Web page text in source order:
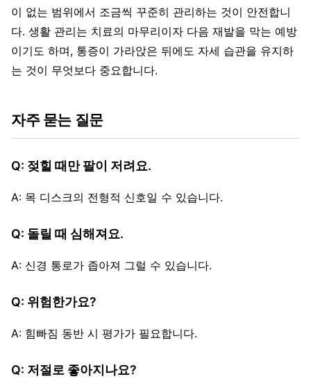
이 없는 범위에서 조금씩 꾸준히 관리하는 것이 안전합니
다. 생활 관리는 치료의 마무리이자 다음 재발을 막는 예방
이기도 하며, 통증이 가라앉은 뒤에도 자세 습관을 유지하
는 것이 무엇보다 중요합니다.
자주 묻는 질문
Q: 젖힐 때만 팔이 저려요.
A: 목 디스크의 전형적 신호일 수 있습니다.
Q: 돌릴 때 심해져요.
A: 신경 통로가 좁아져 그럴 수 있습니다.
Q: 위험한가요?
A: 힘빠짐 동반 시 평가가 필요합니다.
Q: 저절로 좋아지나요?